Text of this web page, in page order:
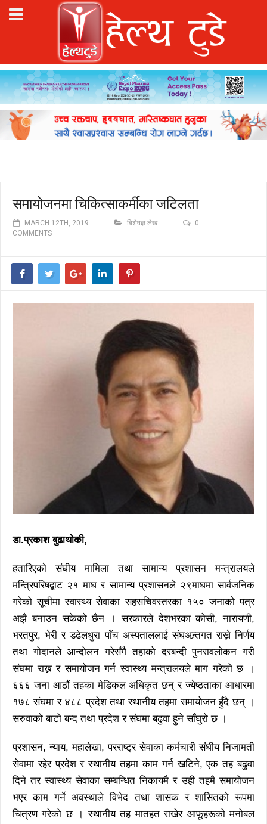
समायोजनमा चिकित्साकर्मीका जटिलता
MARCH 12TH, 2019 बिशेषज्ञ लेख
0
COMMENTS
डा.प्रकाश बुढाथोकी,
हतारिएको संघीय मामिला तथा सामान्य प्रशासन मन्त्रालयले
मन्त्रिपरिषद्बाट २१ माघ र सामान्य प्रशासनले २९माघमा सार्वजनिक
गरेको सूचीमा स्वास्थ्य सेवाका सहसचिवस्तरका १५० जनाको पत्र
अझै बनाउन सकेको छैन । सरकारले देशभरका कोसी, नारायणी,
भरतपुर, भेरी र डढेलधुरा पाँच अस्पताललाई संघअन्र्तगत राख्ने निर्णय
तथा गोदानले आन्दोलन गरेसँगै तहाको दरबन्दी पुनरावलोकन गरी
संघमा राख्न र समायोजन गर्न स्वास्थ्य मन्त्रालयले माग गरेको छ ।
६६६ जना आठौं तहका मेडिकल अधिकृत छन् र ज्येष्ठताका आधारमा
१७८ संघमा र ४८८ प्रदेश तथा स्थानीय तहमा समायोजन हुँदै छन् ।
सरुवाको बाटो बन्द तथा प्रदेश र संघमा बढुवा हुने साँघुरो छ ।
प्रशासन, न्याय, महालेखा, परराष्ट्र सेवाका कर्मचारी संघीय निजामती
सेवामा रहेर प्रदेश र स्थानीय तहमा काम गर्न खटिने, एक तह बढुवा
दिने तर स्वास्थ्य सेवाका सम्बन्धित निकायमै र उही तहमै समायोजन
भएर काम गर्ने अवस्थाले विभेद तथा शासक र शासितको रूपमा
चित्रण गरेको छ । स्थानीय तह मातहत राखेर आफूहरूको मनोबल